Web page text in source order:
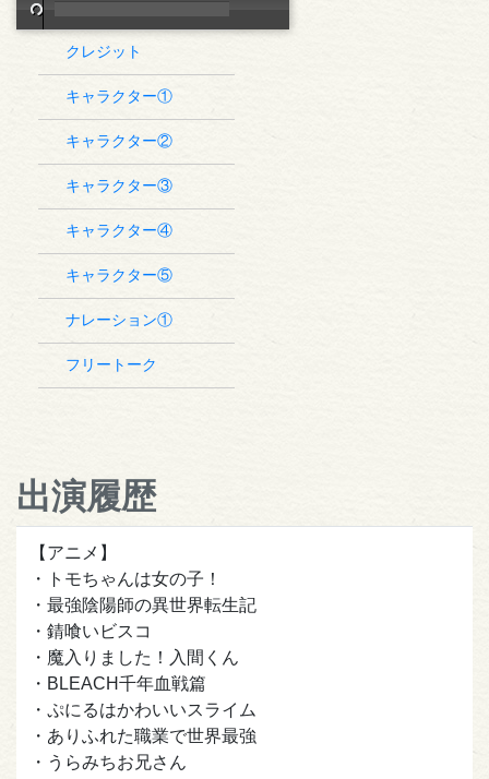
クレジット
キャラクター①
キャラクター②
キャラクター③
キャラクター④
キャラクター⑤
ナレーション①
フリートーク
出演履歴
【アニメ】
・トモちゃんは女の子！
・最強陰陽師の異世界転生記
・錆喰いビスコ
・魔入りました！入間くん
・BLEACH千年血戦篇
・ぷにるはかわいいスライム
・ありふれた職業で世界最強
・うらみちお兄さん